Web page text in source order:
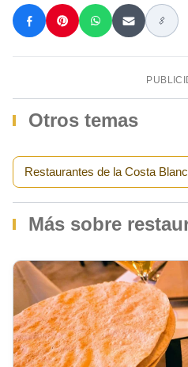
Otros temas
Restaurantes de la Costa
Más sobre